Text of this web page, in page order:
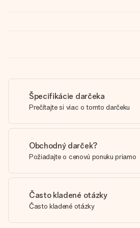
Špecifikácie darčeka
Prečítajte si viac o tomto darčeku
Obchodný darček?
Požiadajte o cenovú ponuku priamo
Často kladené otázky
Často kladené otázky